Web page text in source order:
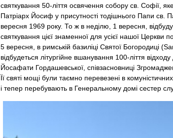
святкування 50-ліття освячення собору св. Софії,
Патріарх Йосиф у присутності тодішнього Папи св.
вересня 1969 року. То ж в неділю, 1 вересня,
святкування цієї знаменної для усієї нашої Церкви
5 вересня, в римській базиліці Святої Богородиці
відбудеться літургійне вшанування 100-ліття
Йосафати Гордашевської, співзасновниці
Її святі мощі були таємно перевезені в
і тепер перебувають в Генеральному домі сестер